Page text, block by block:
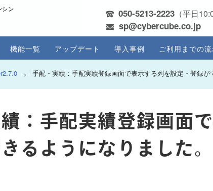
シン 050-5213-2223 （平日
sp@cybercube.co.jp
機能一覧 アップデート 導入事例 ご利用までの
> 手配・実績：手配実績登録画面で表示する列を設定・登録が
：手配実績登録画面
るようになりました。